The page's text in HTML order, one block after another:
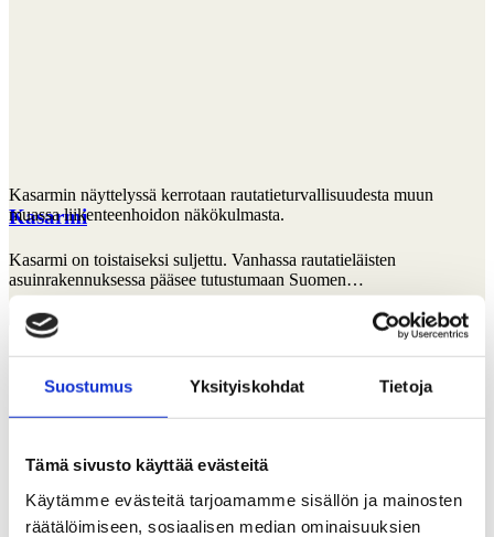
Suostumus Yksityiskohdat Tietoja
Tämä sivusto käyttää evästeitä
Käytämme evästeitä tarjoamamme sisällön ja mainosten
räätälöimiseen, sosiaalisen median ominaisuuksien
Kasarmin näyttelyssä kerrotaan rautatieturvallisuudesta muun
muassa liikenteenhoidon näkökulmasta.
Kasarmi
Kasarmi on toistaiseksi suljettu. Vanhassa rautatieläisten
asuinrakennuksessa pääsee tutustumaan Suomen…